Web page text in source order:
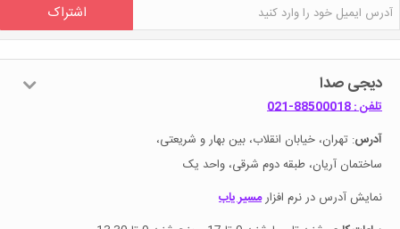
اشتراک
دیجی صدا
تلفن : 88500018-021
آدرس: تهران، خیابان انقلاب، بین بهار و شریعتی،
ساختمان آریان، طبقه دوم شرقی، واحد یک
نمایش آدرس در نرم افزارمسیر یاب